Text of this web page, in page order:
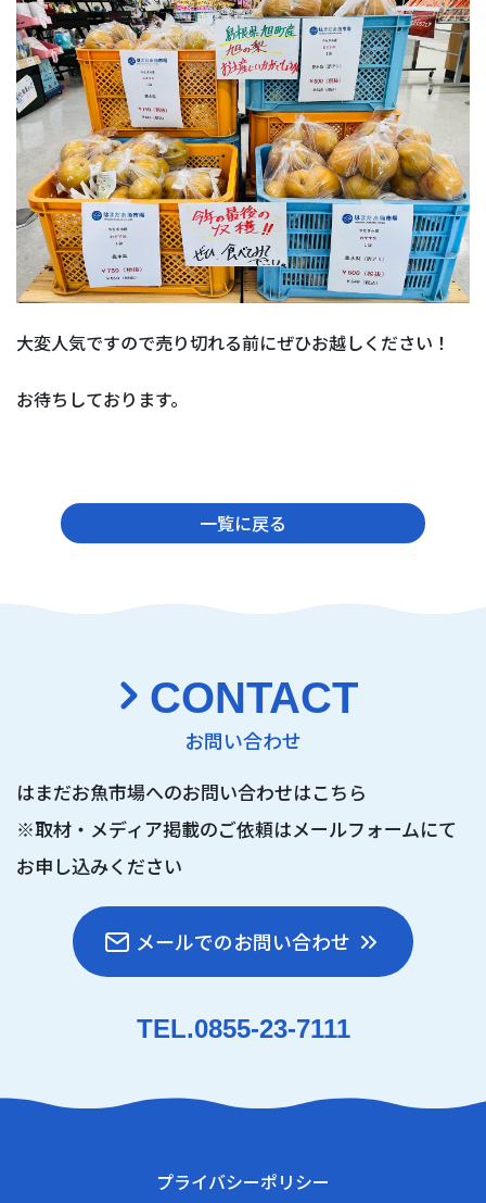
大変人気ですので売り切れる前にぜひお越しください！
お待ちしております。
一覧に戻る
CONTACT
お問い合わせ
はまだお魚市場へのお問い合わせはこちら
※取材・メディア掲載のご依頼はメールフォームにて
お申し込みください
メールでのお問い合わせ
TEL.0855-23-7111
プライバシーポリシー